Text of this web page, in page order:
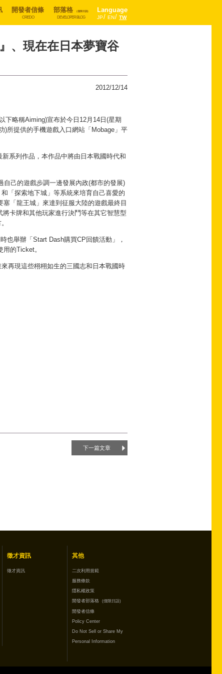
Language
JP EN TW
開發者信條
CREDO
部落格 (僅限日語)
DEVELOPER BLOG
、現在在日本夢寶谷
2012/12/14
下略稱Aiming)宣布於今日12月14日(星期
)所提供的手機遊戲入口網站「Mobage」平
系列作品，本作品中將由日本戰國時代和
自己的遊戲步調一邊發展內政(都市的發展)
「探索地下城」等系統來培育自己喜愛的
「龍王城」來達到征服大陸的遊戲最終目
卡牌和其他玩家進行決鬥等在其它智慧型
也舉辦「Start Dash購買CP回饋活動」，
的Ticket。
再現這些栩栩如生的三國志和日本戰國時
下一篇文章
徵才資訊
徵才資訊
其他
二次利用規範
服務條款
隱私權政策
開發者部落格
(僅限日語)
開發者信條
Policy Center
Do Not Sell or Share My
Personal Information